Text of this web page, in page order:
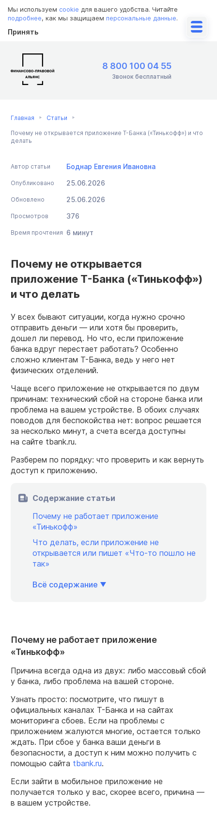
Мы используем cookie для вашего удобства. Читайте
подробнее, как мы защищаем персональные данные.
Принять
8 800 100 04 55
Звонок бесплатный
Главная Статьи
Почему не открывается приложение Т-Банка («Тинькофф») и что
делать
Автор статьи Боднар Евгения Ивановна
Опубликовано 25.06.2026
Обновлено 25.06.2026
Просмотров 376
Время прочтения 6 минут
Почему не открывается
приложение Т-Банка («Тинькофф»)
и что делать
У всех бывают ситуации, когда нужно срочно
отправить деньги — или хотя бы проверить,
дошел ли перевод. Но что, если приложение
банка вдруг перестает работать? Особенно
сложно клиентам Т-Банка, ведь у него нет
физических отделений.
Чаще всего приложение не открывается по двум
причинам: технический сбой на стороне банка или
проблема на вашем устройстве. В обоих случаях
поводов для беспокойства нет: вопрос решается
за несколько минут, а счета всегда доступны
на сайте tbank.ru.
Разберем по порядку: что проверить и как вернуть
доступ к приложению.
Содержание статьи
Почему не работает приложение
«Тинькофф»
Что делать, если приложение не
открывается или пишет «Что-то пошло не
так»
Всё содержание
Почему не работает приложение
«Тинькофф»
Причина всегда одна из двух: либо массовый сбой
у банка, либо проблема на вашей стороне.
Узнать просто: посмотрите, что пишут в
официальных каналах Т-Банка и на сайтах
мониторинга сбоев. Если на проблемы с
приложением жалуются многие, остается только
ждать. При сбое у банка ваши деньги в
безопасности, а доступ к ним можно получить с
помощью сайта tbank.ru.
Если зайти в мобильное приложение не
получается только у вас, скорее всего, причина —
в вашем устройстве.